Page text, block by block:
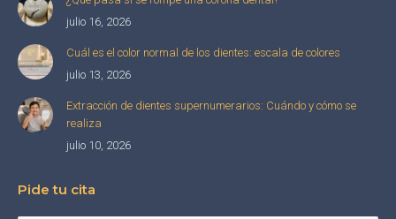
julio 16, 2026
Cuál es el color normal de los dientes: escala de colores
julio 13, 2026
Extracción de dientes supernumerarios: Cuándo y cómo se
realiza
julio 10, 2026
Pide tu cita